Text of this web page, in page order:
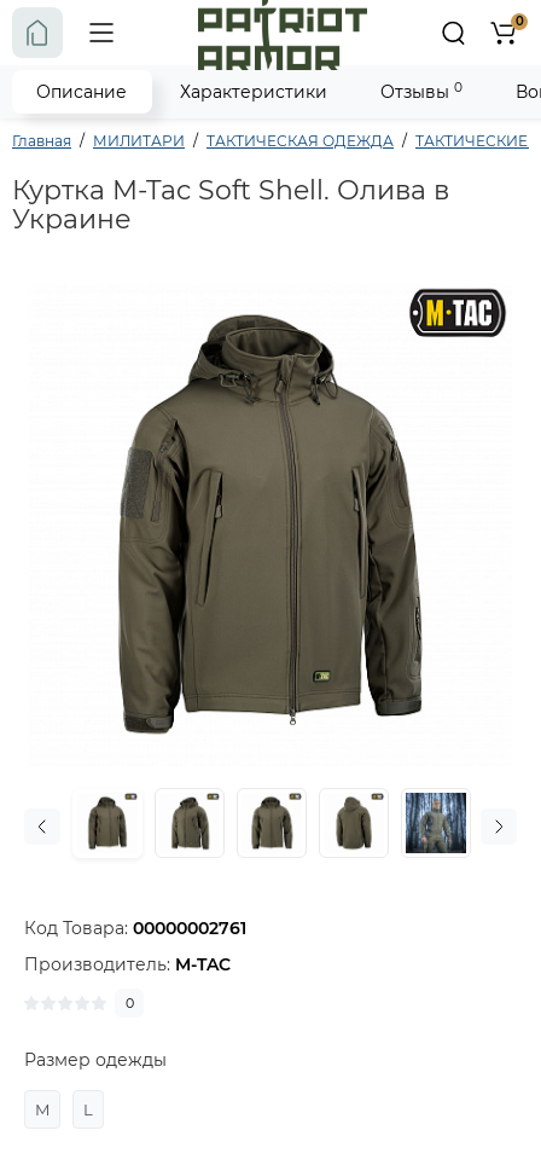
0
Главная МИЛИТАРИ ТАКТИЧЕСКАЯ ОДЕЖДА ТАКТИЧЕСКИЕ
Куртка M-Tac Soft Shell. Олива в
Украине
Код Товара: 00000002761
Производитель: M-TAC
0
Размер одежды
M L
Описание Характеристики Отзывы 0